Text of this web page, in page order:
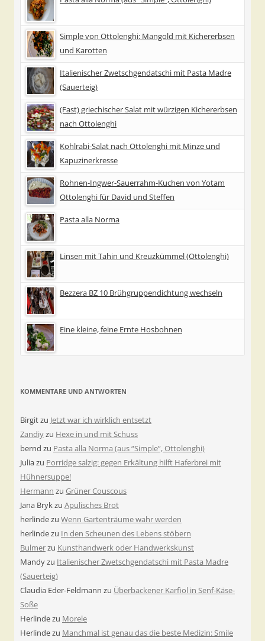
Simple von Ottolenghi: Mangold mit Kichererbsen
und Karotten
Italienischer Zwetschgendatschi mit Pasta Madre
(Sauerteig)
(Fast) griechischer Salat mit würzigen Kichererbsen
nach Ottolenghi
Kohlrabi-Salat nach Ottolenghi mit Minze und
Kapuzinerkresse
Rohnen-Ingwer-Sauerrahm-Kuchen von Yotam
Ottolenghi für David und Steffen
Pasta alla Norma
Linsen mit Tahin und Kreuzkümmel (Ottolenghi)
Bezzera BZ 10 Brühgruppendichtung wechseln
Eine kleine, feine Ernte Hosbohnen
KOMMENTARE UND ANTWORTEN
Birgitzu Jetzt war ich wirklich entsetzt
Zandiyzu Hexe in und mit Schuss
bernd zu Pasta alla Norma (aus “Simple”, Ottolenghi)
Juliazu Porridge salzig: gegen Erkältung hilft Haferbrei mit
Hühnersuppe!
Hermann zu Grüner Couscous
Jana Brykzu Apulisches Brot
herlindezu Wenn Gartenträume wahr werden
herlindezu In den Scheunen des Lebens stöbern
Bulmerzu Kunsthandwerk oder Handwerkskunst
Mandyzu Italienischer Zwetschgendatschi mit Pasta Madre
(Sauerteig)
Claudia Eder-Feldmann zu Überbackener Karfiol in Senf-Käse-
Soße
Herlindezu Morele
Herlindezu Manchmal ist genau das die beste Medizin: Smile